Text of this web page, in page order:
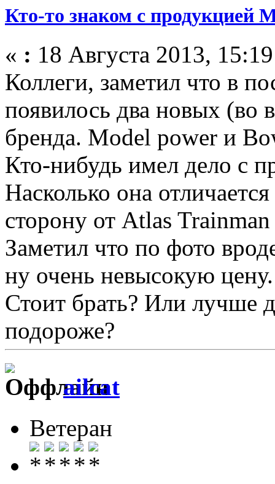
Кто-то знаком с продукцией
« : 18 Августа 2013,
Коллеги, заметил что в
появилось два новых (во
бренда. Model power и
Кто-нибудь имел дело с
Насколько она
сторону от Atlas Trainman
Заметил что по фото
ну очень невысокую цену.
Стоит брать? Или лучше
подороже?
ailcat
Ветеран